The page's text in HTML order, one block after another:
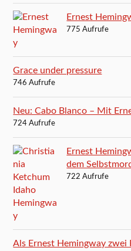
Ernest
775 Aufrufe
Grace under pressure
746 Aufrufe
Neu: Cabo Blanco – Mit
724 Aufrufe
Ernest
dem
722 Aufrufe
Als Ernest Hemingway zwei